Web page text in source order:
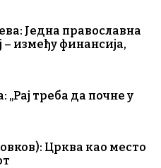
Једна православна
између финансија,
„Рај треба да почне у
Црква као место